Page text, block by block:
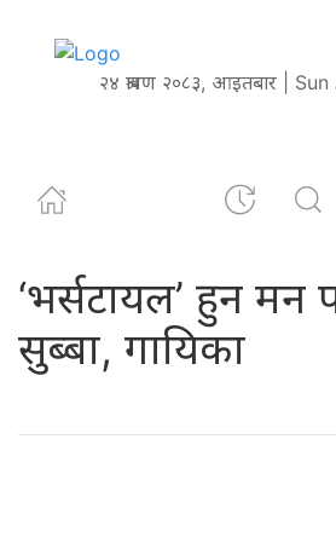
२४ श्रावण २०८३, आइतबार |
‘भर्सटायल’ हुन मन
सुब्बा, गायिका